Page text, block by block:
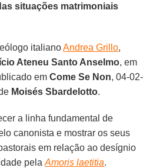
situações matrimoniais
italianoAndrea Grillo,
Ateneu Santo Anselmo, em
emCome Se Non, 04-02-
Moisés Sbardelotto.
a linha fundamental de
canonista e mostrar os seus
em relação ao desígnio
pelaAmoris laetitia.